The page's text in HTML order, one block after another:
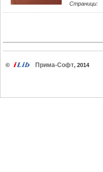
Страници:
© Прима-Софт, 2014